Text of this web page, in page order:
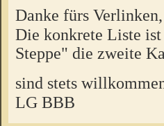
Danke fürs
Die konkrete Liste
Steppe" die zweite
sind stets
LG BBB